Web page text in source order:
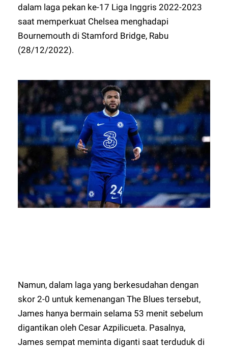
dalam laga pekan ke-17 Liga Inggris 2022-2023
saat memperkuat Chelsea menghadapi
Bournemouth di Stamford Bridge, Rabu
(28/12/2022).
Namun, dalam laga yang berkesudahan dengan
skor 2-0 untuk kemenangan The Blues tersebut,
James hanya bermain selama 53 menit sebelum
digantikan oleh Cesar Azpilicueta. Pasalnya,
James sempat meminta diganti saat terduduk di